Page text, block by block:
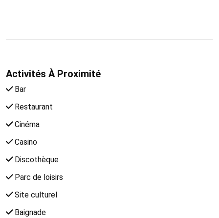
Activités À Proximité
Bar
Restaurant
Cinéma
Casino
Discothèque
Parc de loisirs
Site culturel
Baignade